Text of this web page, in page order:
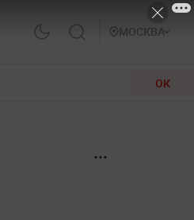
МОСКВА
ОК